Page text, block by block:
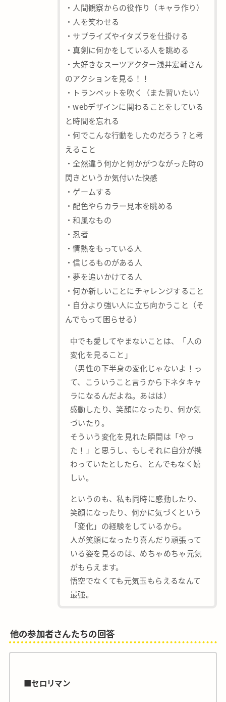
・人間観察からの役作り（キャラ作り）
・人を笑わせる
・サプライズやイタズラを仕掛ける
・真剣に何かをしている人を眺める
・大好きなスーツアクター浅井宏輔さん
のアクションを見る！！
・トランペットを吹く（また習いたい）
・webデザインに関わることをしている
と時間を忘れる
・何でこんな行動をしたのだろう？と考
えること
・全然違う何かと何かがつながった時の
閃きというか気付いた快感
・ゲームする
・配色やらカラー見本を眺める
・和風なもの
・忍者
・情熱をもっている人
・信じるものがある人
・夢を追いかけてる人
・何か新しいことにチャレンジすること
・自分より強い人に立ち向かうこと（そ
んでもって困らせる）
中でも愛してやまないことは、「人の
変化を見ること」
（男性の下半身の変化じゃないよ！っ
て、こういうこと言うから下ネタキャ
ラになるんだよね。あはは）
感動したり、笑顔になったり、何か気
づいたり。
そういう変化を見れた瞬間は「やっ
た！」と思うし、もしそれに自分が携
わっていたとしたら、とんでもなく嬉
しい。
というのも、私も同時に感動したり、
笑顔になったり、何かに気づくという
「変化」の経験をしているから。
人が笑顔になったり喜んだり頑張って
いる姿を見るのは、めちゃめちゃ元気
がもらえます。
悟空でなくても元気玉もらえるなんて
最強。
他の参加者さんたちの回答
■セロリマン